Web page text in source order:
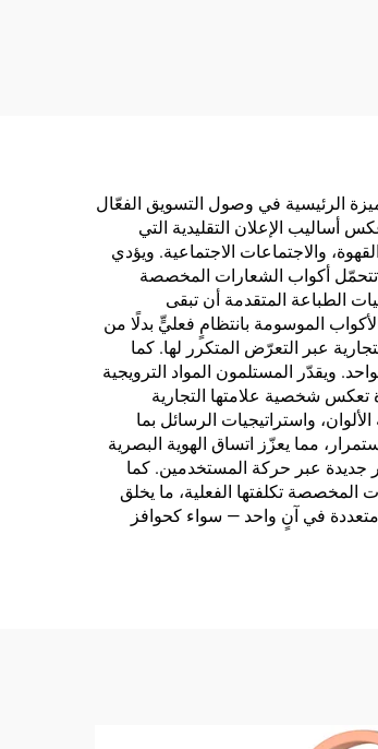
الرئيسية في وصول التسويق الفعّال
الإعلان التقليدية التي
والاجتماعات الاجتماعية. ويؤدي
تتحمّل أكواب الشعارات المخصصة
الطباعة المتقدمة أن تبقى
الموسومة بانتظامٍ فعليٍّ بدلًا من
عبر التعرّض المتكرر لها. كما
ويقدّر المستلمون المواد الترويجية
تعكس شخصية علامتها التجارية
واستراتيجيات الرسائل بما
مما يعزّز اتساق الهوية البصرية
جديدة عبر حركة المستخدمين. كما
المخصصة تكلفتها الفعلية، ما يخلق
متعددة في آنٍ واحد — سواء كحوافز